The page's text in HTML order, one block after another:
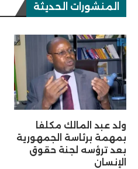
المنشورات الحديثة
ولد عبد المالك مكلفا
بمهمة برئاسة الجمهورية
بعد ترؤسه لجنة حقوق
الإنسان